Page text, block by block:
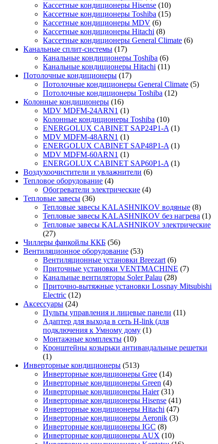
Кассетные кондиционеры Hisense (10)
Кассетные кондиционеры Toshiba (15)
Кассетные кондиционеры MDV (6)
Кассетные кондиционеры Hitachi (8)
Кассетные кондиционеры General Climate (6)
Канальные сплит-системы (17)
Канальные кондиционеры Toshiba (6)
Канальные кондиционеры Hitachi (11)
Потолочные кондиционеры (17)
Потолочные кондиционеры General Climate (5)
Потолочные кондиционеры Toshiba (12)
Колонные кондиционеры (16)
MDV MDFM-24ARN1 (1)
Колонные кондиционеры Toshiba (10)
ENERGOLUX CABINET SAP24P1-A (1)
MDV MDFM-48ARN1 (1)
ENERGOLUX CABINET SAP48P1-A (1)
MDV MDFM-60ARN1 (1)
ENERGOLUX CABINET SAP60P1-A (1)
Воздухоочистители и увлажнители (6)
Тепловое оборудование (4)
Обогреватели электрические (4)
Тепловые завесы (36)
Тепловые завесы KALASHNIKOV водяные (8)
Тепловые завесы KALASHNIKOV без нагрева (1)
Тепловые завесы KALASHNIKOV электрические
(27)
Чиллеры фанкойлы ККБ (56)
Вентиляционное оборудование (53)
Вентиляционные установки Breezart (6)
Приточные установки VENTMACHINE (7)
Канальные вентиляторы Soler Palau (28)
Приточно-вытяжные установки Lossnay Mitsubishi
Electric (12)
Аксессуары (24)
Пульты управления и лицевые панели (11)
Адаптер для выхода в сеть H-link (для
подключения к Умному дому (1)
Монтажные комплекты (10)
Кронштейны козырьки антивандальные решетки
(1)
Инверторные кондиционеры (513)
Инверторные кондиционеры Gree (14)
Инверторные кондиционеры Green (4)
Инверторные кондиционеры Haier (31)
Инверторные кондиционеры Hisense (41)
Инверторные кондиционеры Hitachi (47)
Инверторные кондиционеры Aeronik (3)
Инверторные кондиционеры IGC (8)
Инверторные кондиционеры AUX (10)